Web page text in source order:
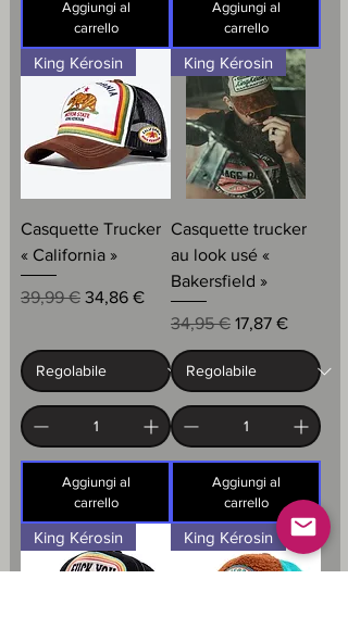
Aggiungi al
carrello
Aggiungi al
carrello
King Kérosin
Casquette Trucker
« California »
Prezzo regolare
39,99 € Prezzo scontato
34,86 €
Aggiungi al
carrello
King Kérosin
Casquette trucker
au look usé «
Bakersfield »
Prezzo regolare
34,95 € Prezzo scontato
17,87 €
Aggiungi al
carrello
King Kérosin King Kérosin